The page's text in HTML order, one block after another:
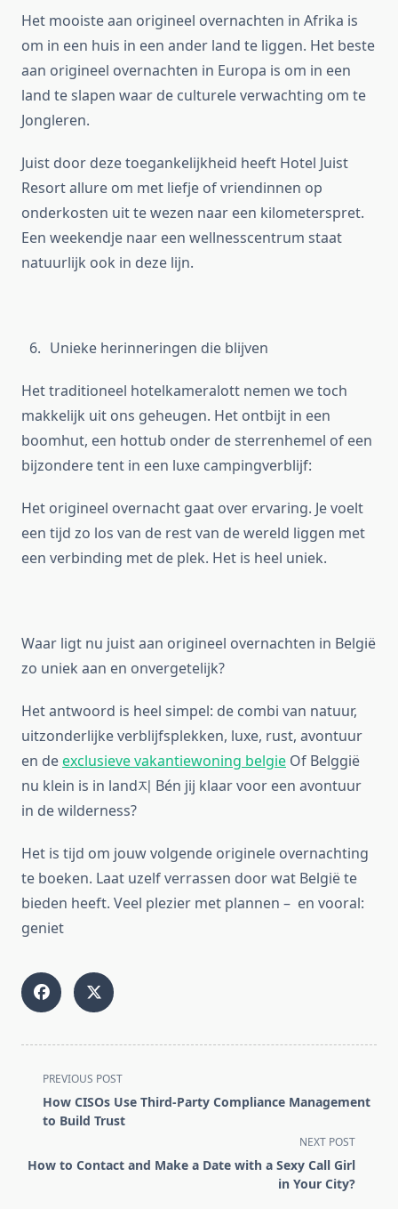
Het mooiste aan origineel overnachten in Afrika is
om in een huis in een ander land te liggen. Het beste
aan origineel overnachten in Europa is om in een
land te slapen waar de culturele verwachting om te
Jongleren.
Juist door deze toegankelijkheid heeft Hotel Juist
Resort allure om met liefje of vriendinnen op
onderkosten uit te wezen naar een kilometerspret.
Een weekendje naar een wellnesscentrum staat
natuurlijk ook in deze lijn.
Unieke herinneringen die blijven
Het traditioneel hotelkameralott nemen we toch
makkelijk uit ons geheugen. Het ontbijt in een
boomhut, een hottub onder de sterrenhemel of een
bijzondere tent in een luxe campingverblijf:
Het origineel overnacht gaat over ervaring. Je voelt
een tijd zo los van de rest van de wereld liggen met
een verbinding met de plek. Het is heel uniek.
Waar ligt nu juist aan origineel overnachten in België
zo uniek aan en onvergetelijk?
Het antwoord is heel simpel: de combi van natuur,
uitzonderlijke verblijfsplekken, luxe, rust, avontuur
en deexclusieve vakantiewoning belgie Of Belggië
nu klein is in land지 Bén jij klaar voor een avontuur
in de wilderness?
Het is tijd om jouw volgende originele overnachting
te boeken. Laat uzelf verrassen door wat België te
bieden heeft. Veel plezier met plannen – en vooral:
geniet
<span
class="nav-
subtitle
reader-
PREVIOUS POST
How CISOs Use Third-Party Compliance Management
to Build Trust
NEXT POST
How to Contact and Make a Date with a Sexy Call Girl
in Your City?